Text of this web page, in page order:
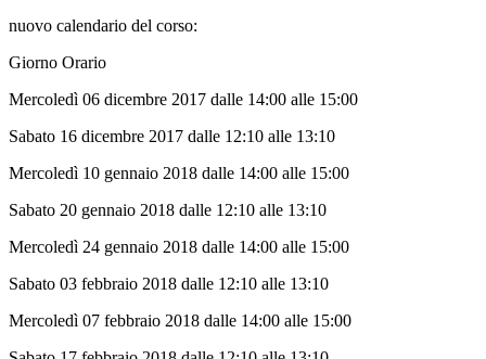
nuovo calendario del corso:
Giorno Orario
Mercoledì 06 dicembre 2017 dalle 14:00 alle 15:00
Sabato 16 dicembre 2017 dalle 12:10 alle 13:10
Mercoledì 10 gennaio 2018 dalle 14:00 alle 15:00
Sabato 20 gennaio 2018 dalle 12:10 alle 13:10
Mercoledì 24 gennaio 2018 dalle 14:00 alle 15:00
Sabato 03 febbraio 2018 dalle 12:10 alle 13:10
Mercoledì 07 febbraio 2018 dalle 14:00 alle 15:00